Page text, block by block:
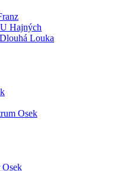
Hajných
Louka
Osek
Osek